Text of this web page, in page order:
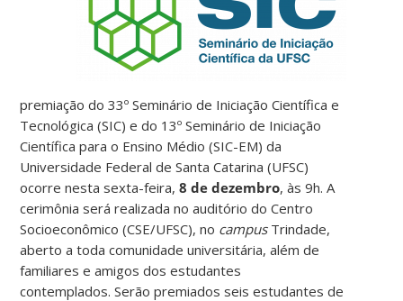
premiação do 33º Seminário de Iniciação Científica e
Tecnológica (SIC) e do 13º Seminário de Iniciação
Científica para o Ensino Médio (SIC-EM) da
Universidade Federal de Santa Catarina (UFSC)
ocorre nesta sexta-feira, 8 de dezembro, às 9h. A
cerimônia será realizada no auditório do Centro
Socioeconômico (CSE/UFSC), no campusTrindade,
aberto a todacomunidade universitária, além de
familiares e amigos dos estudantes
contemplados. Serão premiados seis estudantes de